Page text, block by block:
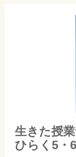
生きた授
ひらく5・